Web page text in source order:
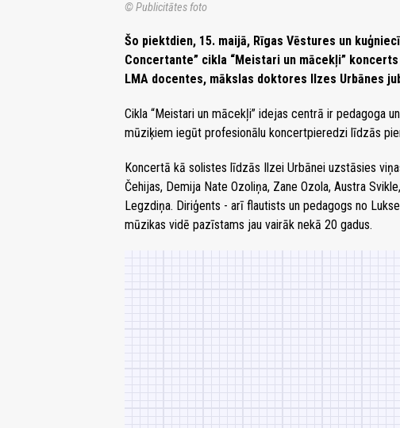
© Publicitātes foto
Šo piektdien, 15. maijā, Rīgas Vēstures un
Concertante” cikla “Meistari un mācekļi”
LMA docentes, mākslas doktores Ilzes Urbānes
Cikla “Meistari un mācekļi” idejas centrā ir pedagoga
mūziķiem iegūt profesionālu koncertpieredzi līdzās
Koncertā kā solistes līdzās Ilzei Urbānei uzstāsies
Čehijas, Demija Nate Ozoliņa, Zane Ozola, Austra
Legzdiņa. Diriģents - arī flautists un pedagogs no
mūzikas vidē pazīstams jau vairāk nekā 20 gadus.